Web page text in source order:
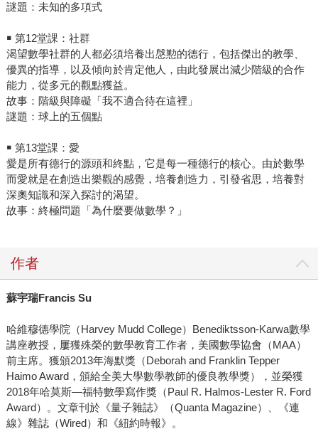
謎題：未知的多項式
￭ 第12堂課：社群
渴望數學社群的人都必須培養出慇懃的德行，包括傑出的教學、
優異的指導，以及傾向於肯定他人，由此發展出減少階級的合作
能力，從多元的觀點獲益。
故事：階級與障礙「我不適合待在這裡」
謎題：球上的五個點
￭ 第13堂課：愛
愛是所有德行的源頭和終點，它是每一種德行的核心。由於數學
而愛就是在創造出樂觀的感覺，培養創造力，引發省思，培養對
深奧知識和深入探討的渴望。
故事：終極問題「為什麼要做數學？」
作者
蘇宇瑞Francis Su
哈維穆德學院（Harvey Mudd College）Benediktsson-Karwa數學
講座教授，屢獲殊榮的數學教育工作者，美國數學協會（MAA）
前主席。獲頒2013年海默獎（Deborah and Franklin Tepper
Haimo Award，頒給全美大學數學教師的優良教學獎），並榮獲
2018年哈莫斯―福特數學寫作獎（Paul R. Halmos-Lester R. Ford
Award）。文章刊於《量子雜誌》（Quanta Magazine）、《連
線》雜誌（Wired）和《紐約時報》。